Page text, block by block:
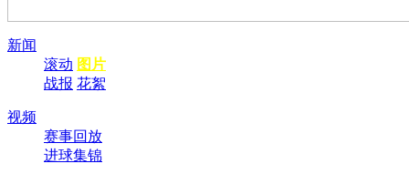
新闻
滚动 图片
战报 花絮
视频
赛事回放
进球集锦